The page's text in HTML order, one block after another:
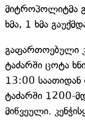
მიტროპოლიტმა
ხმა, 1 ხმა
გაფართოებული
ტაძარში ცოტა
13:00 საათიდან
ტაძარში 1200-
მიწვეული.